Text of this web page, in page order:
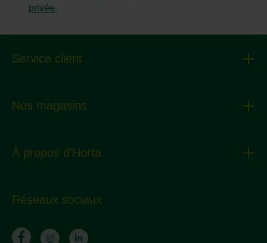
privée.
Service client
Nos magasins
À propos d'Horta
Réseaux sociaux